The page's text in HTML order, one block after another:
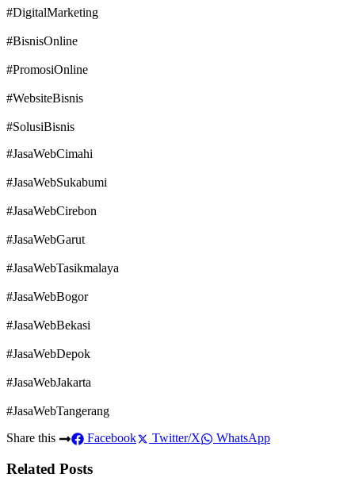
#DigitalMarketing
#BisnisOnline
#PromosiOnline
#WebsiteBisnis
#SolusiBisnis
#JasaWebCimahi
#JasaWebSukabumi
#JasaWebCirebon
#JasaWebGarut
#JasaWebTasikmalaya
#JasaWebBogor
#JasaWebBekasi
#JasaWebDepok
#JasaWebJakarta
#JasaWebTangerang
Share this
Facebook Twitter/X WhatsApp
Related Posts